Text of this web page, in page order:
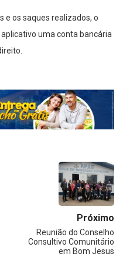
e os saques realizados, o
uma conta bancária
Próximo
Reunião do Conselho
Consultivo Comunitário
em Bom Jesus